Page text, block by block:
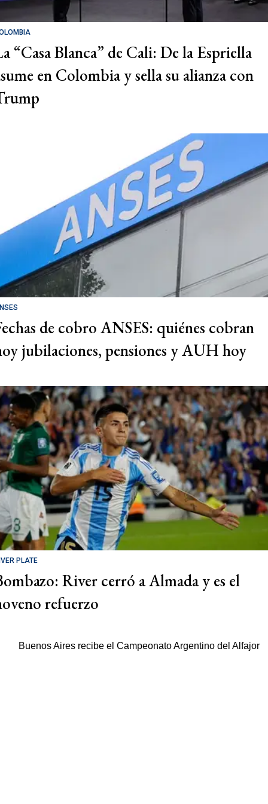
“Casa Blanca” de Cali: De la Espriella
en Colombia y sella su alianza con
de cobro ANSES: quiénes cobran
jubilaciones, pensiones y AUH hoy
PLATE
River cerró a Almada y es el
refuerzo